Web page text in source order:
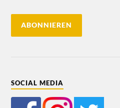
SOCIAL MEDIA